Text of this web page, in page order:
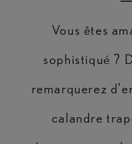
Vous êtes
sophistiqué ?
remarquerez
calandre